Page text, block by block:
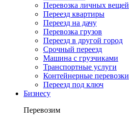
Перевозка личных вещей
Переезд квартиры
Переезд на дачу
Перевозка грузов
Переезд в другой город
Срочный переезд
Машина с грузчиками
Транспортные услуги
Контейнерные перевозки
Переезд под ключ
Бизнесу
Перевозим